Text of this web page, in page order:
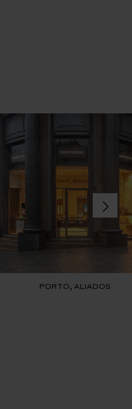
PORTO, ALIADOS